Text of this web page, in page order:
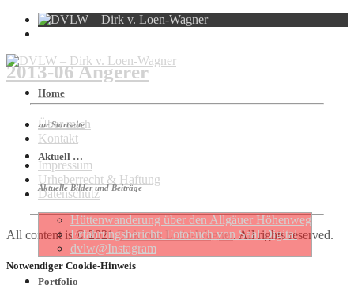
Home
zur Startseite
Aktuell …
Aktuelle Bilder und Beiträge
Hütten­wan­de­rung über den Allgäuer Höhen­weg
Erfahrungs­be­richt: Foto­buch von Saal Digital
dvlw@Instagram
Portfolio
2013-06 Angerer
Über mich
Kontakt
Impressum
Urheberrecht & Haftung
Datenschutz
All content is © 2021Dirk von Loën-Wagner. All rights reserved.
Notwendiger Cookie-Hinweis